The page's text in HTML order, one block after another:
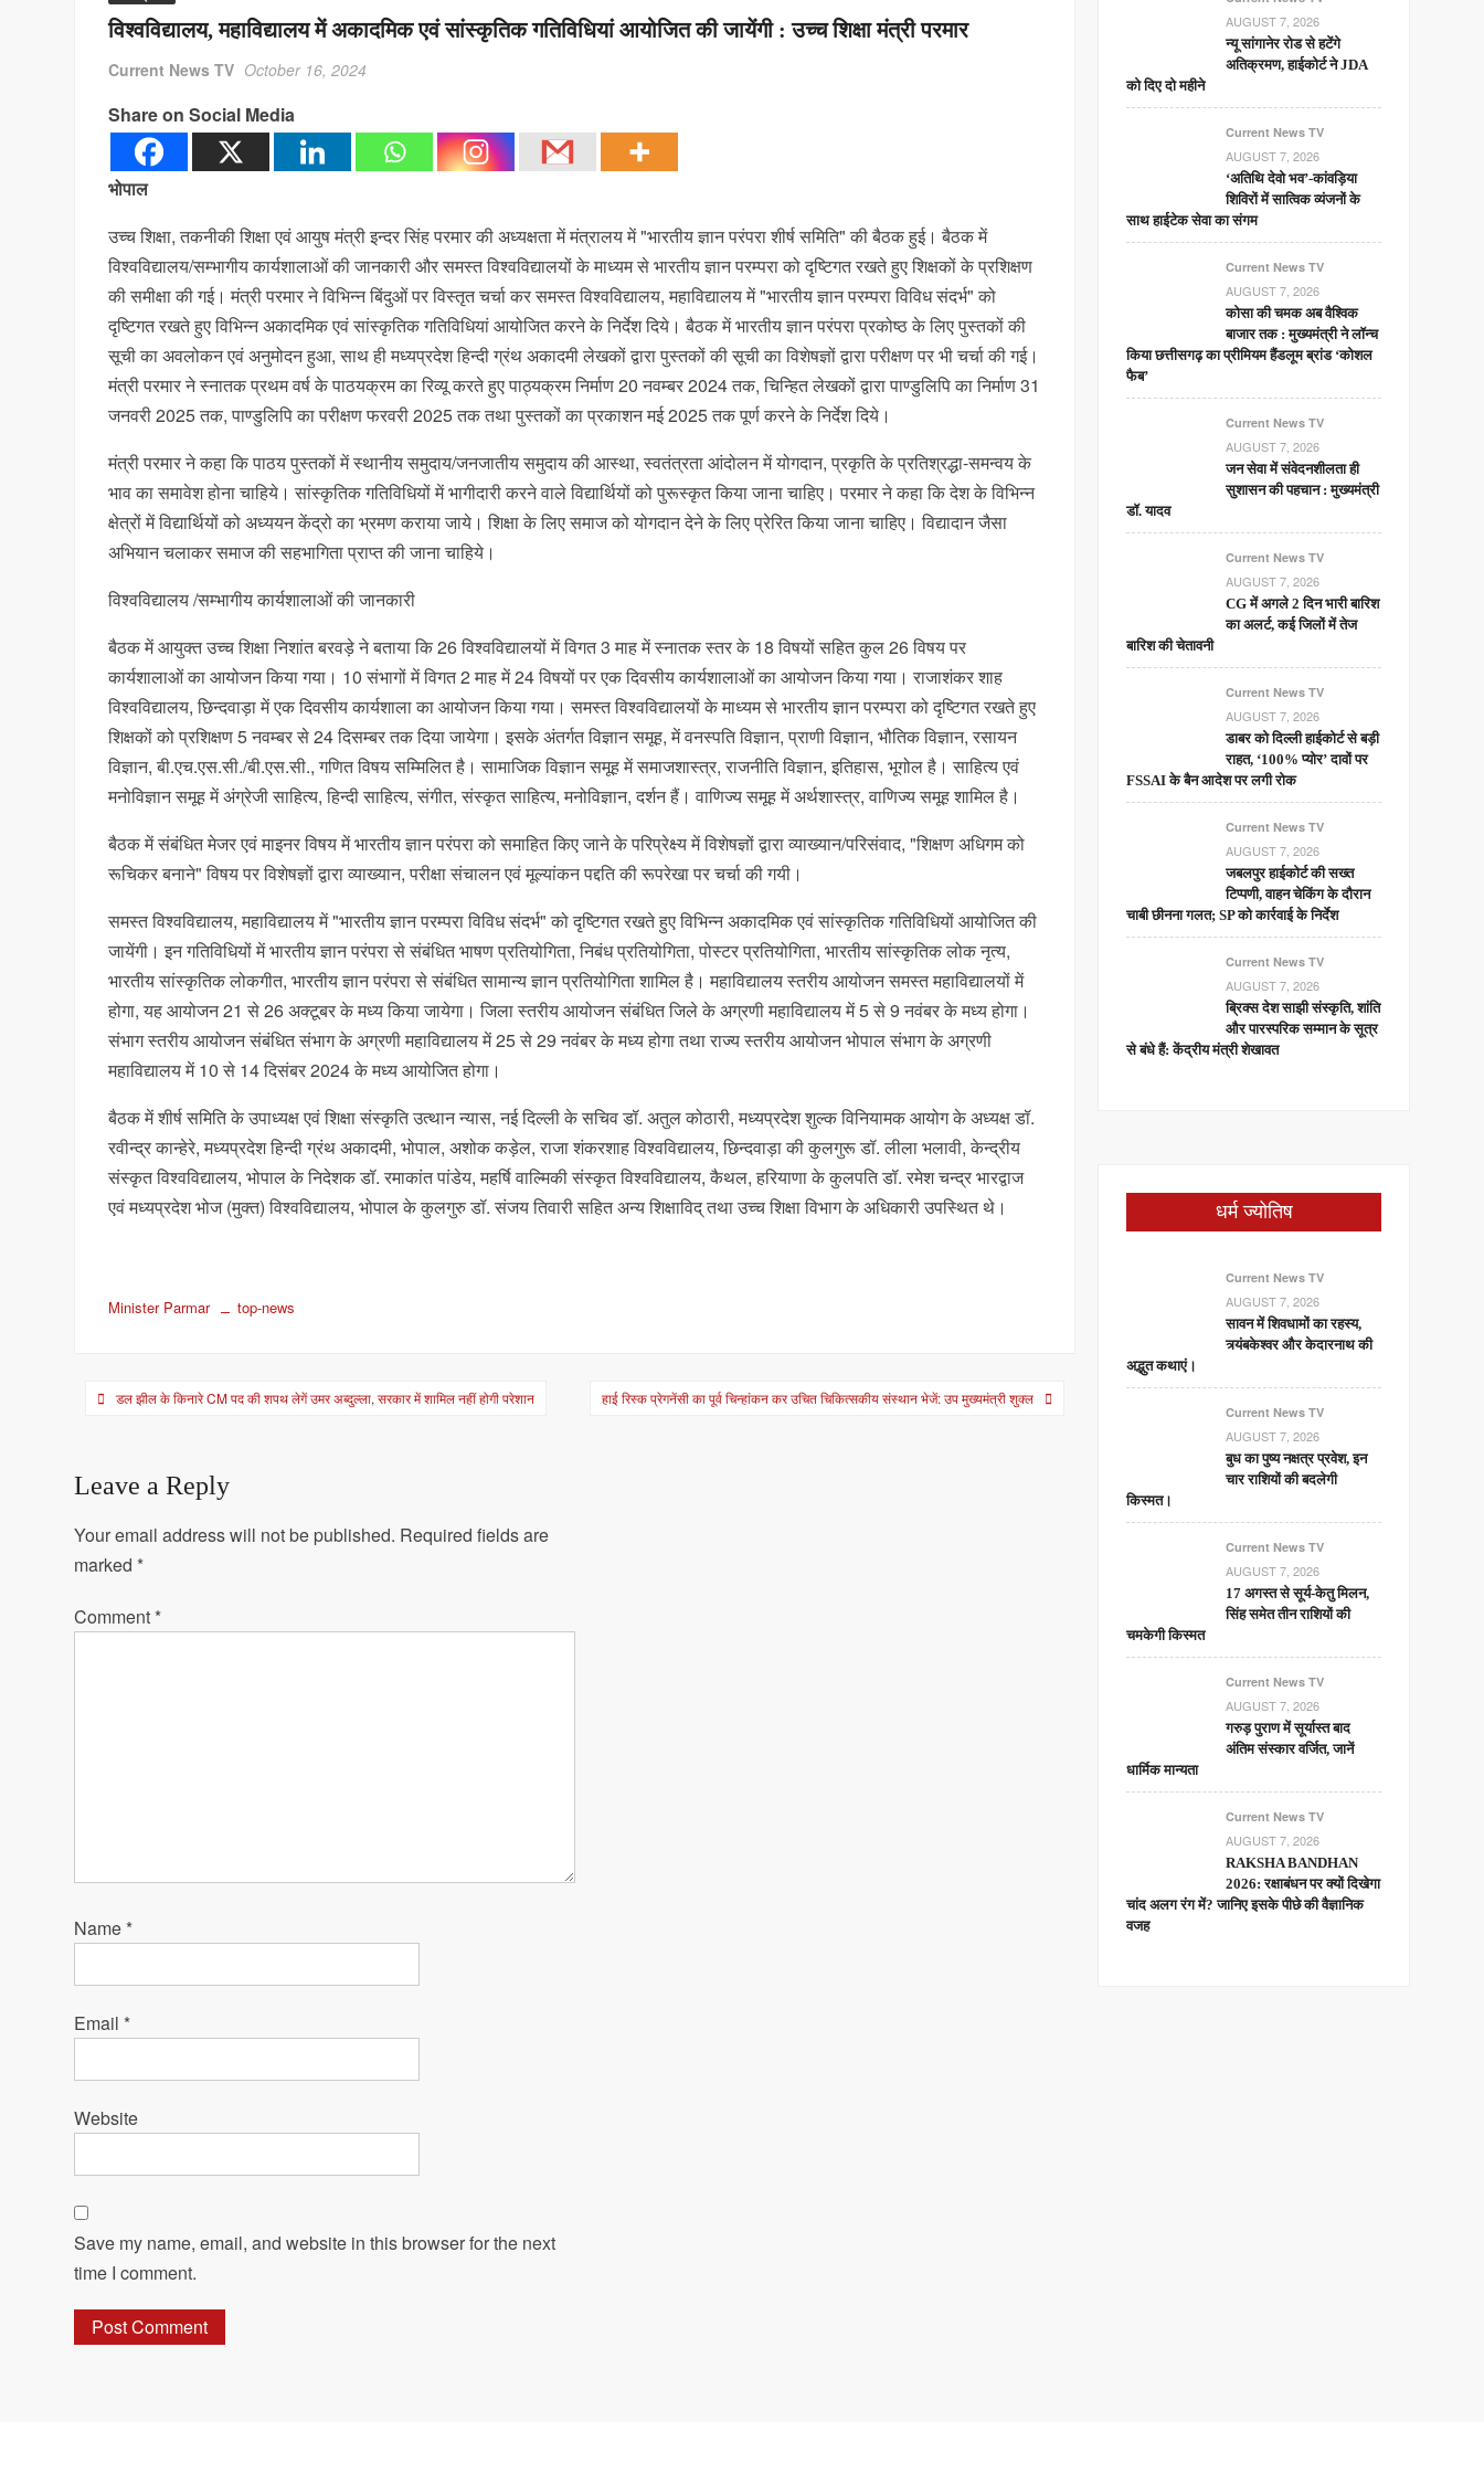
विश्वविद्यालय, महाविद्यालय में अकादमिक एवं सांस्कृतिक गतिविधियां आयोजित की जायेंगी : उच्च शिक्षा मंत्री परमार
Current News TV October 16, 2024
Share on Social Media
भोपाल
उच्च शिक्षा, तकनीकी शिक्षा एवं आयुष मंत्री इन्दर सिंह परमार की अध्यक्षता में मंत्रालय में "भारतीय ज्ञान परंपरा शीर्ष समिति" की बैठक हुई। बैठक में
विश्वविद्यालय/सम्भागीय कार्यशालाओं की जानकारी और समस्त विश्वविद्यालयों के माध्यम से भारतीय ज्ञान परम्परा को दृष्टिगत रखते हुए शिक्षकों के प्रशिक्षण
की समीक्षा की गई। मंत्री परमार ने विभिन्न बिंदुओं पर विस्तृत चर्चा कर समस्त विश्वविद्यालय, महाविद्यालय में "भारतीय ज्ञान परम्परा विविध संदर्भ" को
दृष्टिगत रखते हुए विभिन्न अकादमिक एवं सांस्कृतिक गतिविधियां आयोजित करने के निर्देश दिये। बैठक में भारतीय ज्ञान परंपरा प्रकोष्ठ के लिए पुस्तकों की
सूची का अवलोकन एवं अनुमोदन हुआ, साथ ही मध्यप्रदेश हिन्दी ग्रंथ अकादमी लेखकों द्वारा पुस्तकों की सूची का विशेषज्ञों द्वारा परीक्षण पर भी चर्चा की गई।
मंत्री परमार ने स्नातक प्रथम वर्ष के पाठयक्रम का रिव्यू करते हुए पाठ्यक्रम निर्माण 20 नवम्बर 2024 तक, चिन्हित लेखकों द्वारा पाण्डुलिपि का निर्माण 31
जनवरी 2025 तक, पाण्डुलिपि का परीक्षण फरवरी 2025 तक तथा पुस्तकों का प्रकाशन मई 2025 तक पूर्ण करने के निर्देश दिये।
मंत्री परमार ने कहा कि पाठय पुस्तकों में स्थानीय समुदाय/जनजातीय समुदाय की आस्था, स्वतंत्रता आंदोलन में योगदान, प्रकृति के प्रतिश्रद्धा-समन्वय के
भाव का समावेश होना चाहिये। सांस्कृतिक गतिविधियों में भागीदारी करने वाले विद्यार्थियों को पुरूस्कृत किया जाना चाहिए। परमार ने कहा कि देश के विभिन्न
क्षेत्रों में विद्यार्थियों को अध्ययन केंद्रो का भ्रमण कराया जाये। शिक्षा के लिए समाज को योगदान देने के लिए प्रेरित किया जाना चाहिए। विद्यादान जैसा
अभियान चलाकर समाज की सहभागिता प्राप्त की जाना चाहिये।
विश्वविद्यालय /सम्भागीय कार्यशालाओं की जानकारी
बैठक में आयुक्त उच्च शिक्षा निशांत बरवड़े ने बताया कि 26 विश्वविद्यालयों में विगत 3 माह में स्नातक स्तर के 18 विषयों सहित कुल 26 विषय पर
कार्यशालाओं का आयोजन किया गया। 10 संभागों में विगत 2 माह में 24 विषयों पर एक दिवसीय कार्यशालाओं का आयोजन किया गया। राजाशंकर शाह
विश्वविद्यालय, छिन्दवाड़ा में एक दिवसीय कार्यशाला का आयोजन किया गया। समस्त विश्वविद्यालयों के माध्यम से भारतीय ज्ञान परम्परा को दृष्टिगत रखते हुए
शिक्षकों को प्रशिक्षण 5 नवम्बर से 24 दिसम्बर तक दिया जायेगा। इसके अंतर्गत विज्ञान समूह, में वनस्पति विज्ञान, प्राणी विज्ञान, भौतिक विज्ञान, रसायन
विज्ञान, बी.एच.एस.सी./बी.एस.सी., गणित विषय सम्मिलित है। सामाजिक विज्ञान समूह में समाजशास्त्र, राजनीति विज्ञान, इतिहास, भूगोल है। साहित्य एवं
मनोविज्ञान समूह में अंग्रेजी साहित्य, हिन्दी साहित्य, संगीत, संस्कृत साहित्य, मनोविज्ञान, दर्शन हैं। वाणिज्य समूह में अर्थशास्त्र, वाणिज्य समूह शामिल है।
बैठक में संबंधित मेजर एवं माइनर विषय में भारतीय ज्ञान परंपरा को समाहित किए जाने के परिप्रेक्ष्य में विशेषज्ञों द्वारा व्याख्यान/परिसंवाद, "शिक्षण अधिगम को
रूचिकर बनाने" विषय पर विशेषज्ञों द्वारा व्याख्यान, परीक्षा संचालन एवं मूल्यांकन पद्दति की रूपरेखा पर चर्चा की गयी।
समस्त विश्वविद्यालय, महाविद्यालय में "भारतीय ज्ञान परम्परा विविध संदर्भ" को दृष्टिगत रखते हुए विभिन्न अकादमिक एवं सांस्कृतिक गतिविधियों आयोजित की
जायेंगी। इन गतिविधियों में भारतीय ज्ञान परंपरा से संबंधित भाषण प्रतियोगिता, निबंध प्रतियोगिता, पोस्टर प्रतियोगिता, भारतीय सांस्कृतिक लोक नृत्य,
भारतीय सांस्कृतिक लोकगीत, भारतीय ज्ञान परंपरा से संबंधित सामान्य ज्ञान प्रतियोगिता शामिल है। महाविद्यालय स्तरीय आयोजन समस्त महाविद्यालयों में
होगा, यह आयोजन 21 से 26 अक्टूबर के मध्य किया जायेगा। जिला स्तरीय आयोजन संबंधित जिले के अग्रणी महाविद्यालय में 5 से 9 नवंबर के मध्य होगा।
संभाग स्तरीय आयोजन संबंधित संभाग के अग्रणी महाविद्यालय में 25 से 29 नवंबर के मध्य होगा तथा राज्य स्तरीय आयोजन भोपाल संभाग के अग्रणी
महाविद्यालय में 10 से 14 दिसंबर 2024 के मध्य आयोजित होगा।
बैठक में शीर्ष समिति के उपाध्यक्ष एवं शिक्षा संस्कृति उत्थान न्यास, नई दिल्ली के सचिव डॉ. अतुल कोठारी, मध्यप्रदेश शुल्क विनियामक आयोग के अध्यक्ष डॉ.
रवीन्द्र कान्हेरे, मध्यप्रदेश हिन्दी ग्रंथ अकादमी, भोपाल, अशोक कड़ेल, राजा शंकरशाह विश्वविद्यालय, छिन्दवाड़ा की कुलगुरू डॉ. लीला भलावी, केन्द्रीय
संस्कृत विश्वविद्यालय, भोपाल के निदेशक डॉ. रमाकांत पांडेय, महर्षि वाल्मिकी संस्कृत विश्वविद्यालय, कैथल, हरियाणा के कुलपति डॉ. रमेश चन्द्र भारद्वाज
एवं मध्यप्रदेश भोज (मुक्त) विश्वविद्यालय, भोपाल के कुलगुरु डॉ. संजय तिवारी सहित अन्य शिक्षाविद् तथा उच्च शिक्षा विभाग के अधिकारी उपस्थित थे।
Minister Parmar top-news
Postडल झील के किनारे CM पद की शपथ लेगें उमर अब्दुल्ला, सरकार में शामिल नहीं होगी परेशान हाई रिस्क प्रेगनेंसी का पूर्व चिन्हांकन कर उचित चिकित्सकीय संस्थान भेजें: उप मुख्यमंत्री शुक्ल
Leave a Reply
Your email address will not be published. Required fields are
marked *
Comment *
Name *
Email *
Website
Save my name, email, and website in this browser for the next
time I comment.
AUGUST 7, 2026
न्यू सांगानेर रोड से हटेंगे
अतिक्रमण, हाईकोर्ट ने JDA
को दिए दो महीने
Current News TV
AUGUST 7, 2026
‘अतिथि देवो भव’-कांवड़िया
शिविरों में सात्विक व्यंजनों के
साथ हाईटेक सेवा का संगम
Current News TV
AUGUST 7, 2026
कोसा की चमक अब वैश्विक
बाजार तक : मुख्यमंत्री ने लॉन्च
किया छत्तीसगढ़ का प्रीमियम हैंडलूम ब्रांड ‘कोशल
फैब’
Current News TV
AUGUST 7, 2026
जन सेवा में संवेदनशीलता ही
सुशासन की पहचान : मुख्यमंत्री
डॉ. यादव
Current News TV
AUGUST 7, 2026
CG में अगले 2 दिन भारी बारिश
का अलर्ट, कई जिलों में तेज
बारिश की चेतावनी
Current News TV
AUGUST 7, 2026
डाबर को दिल्ली हाईकोर्ट से बड़ी
राहत, ‘100% प्योर’ दावों पर
FSSAI के बैन आदेश पर लगी रोक
Current News TV
AUGUST 7, 2026
जबलपुर हाईकोर्ट की सख्त
टिप्पणी, वाहन चेकिंग के दौरान
चाबी छीनना गलत; SP को कार्रवाई के निर्देश
Current News TV
AUGUST 7, 2026
ब्रिक्स देश साझी संस्कृति, शांति
और पारस्परिक सम्मान के सूत्र
से बंधे हैं: केंद्रीय मंत्री शेखावत
धर्म ज्योतिष
Current News TV
AUGUST 7, 2026
सावन में शिवधामों का रहस्य,
त्र्यंबकेश्वर और केदारनाथ की
अद्भुत कथाएं।
Current News TV
AUGUST 7, 2026
बुध का पुष्य नक्षत्र प्रवेश, इन
चार राशियों की बदलेगी
किस्मत।
Current News TV
AUGUST 7, 2026
17 अगस्त से सूर्य-केतु मिलन,
सिंह समेत तीन राशियों की
चमकेगी किस्मत
Current News TV
AUGUST 7, 2026
गरुड़ पुराण में सूर्यास्त बाद
अंतिम संस्कार वर्जित, जानें
धार्मिक मान्यता
Current News TV
AUGUST 7, 2026
RAKSHA BANDHAN
2026: रक्षाबंधन पर क्यों दिखेगा
चांद अलग रंग में? जानिए इसके पीछे की वैज्ञानिक
वजह